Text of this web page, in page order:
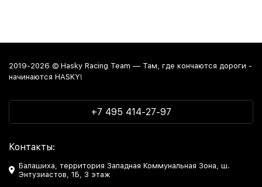
2019-2026 © Hasky Racing Team — Там, где кончаются дороги -
начинаются HASKY!
+7 495 414-27-97
Контакты:
Балашиха, территория Западная Коммунальная Зона, ш.
Энтузиастов, 1Б, 3 этаж